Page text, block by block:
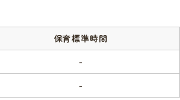
保育標準時間
-
-